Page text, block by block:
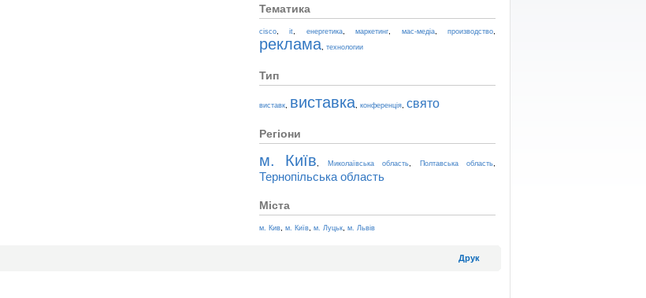
Тематика
cisco ,it енергетика,маркетинг мас-медіа,производство
реклама технологии
Тип
виставк виставка конференція свято
Регіони
м. Київ Миколаївська область Полтавська область
Тернопільська область
Міста
м. Кив м. Київ м. Луцьк м. Львів
Друк